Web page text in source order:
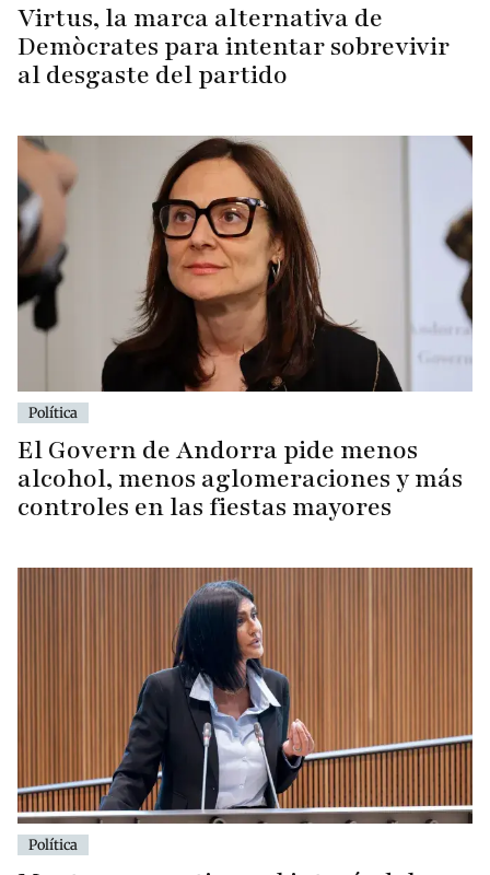
Virtus, la marca alternativa de
Demòcrates para intentar sobrevivir
al desgaste del partido
Política
El Govern de Andorra pide menos
alcohol, menos aglomeraciones y más
controles en las fiestas mayores
Política